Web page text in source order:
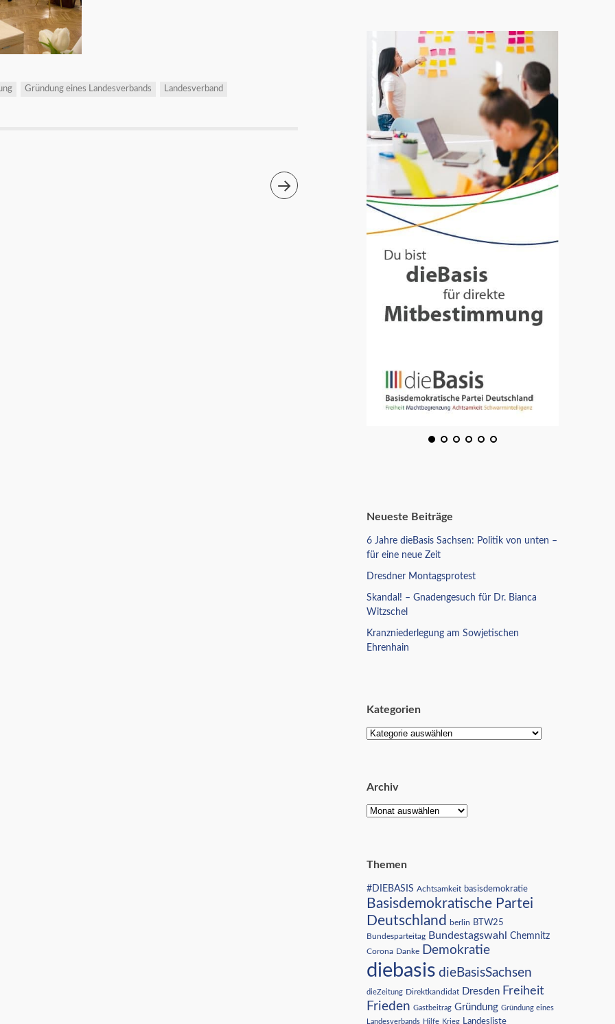
Gründung eines Landesverbands
Landesverband
Neueste Beiträge
6 Jahre dieBasis Sachsen: Politik von unten –
für eine neue Zeit
Dresdner Montagsprotest
Skandal! – Gnadengesuch für Dr. Bianca
Witzschel
Kranzniederlegung am Sowjetischen
Ehrenhain
Kategorien
Archiv
Themen
#DIEBASIS Achtsamkeit basisdemokratie
Basisdemokratische Partei
Deutschland
berlin BTW25
Bundesparteitag Bundestagswahl Chemnitz
Corona Danke Demokratie
diebasis dieBasisSachsen
dieZeitung Direktkandidat Dresden Freiheit
Frieden Gastbeitrag Gründung Gründung eines
Landesverbands Hilfe Krieg Landesliste